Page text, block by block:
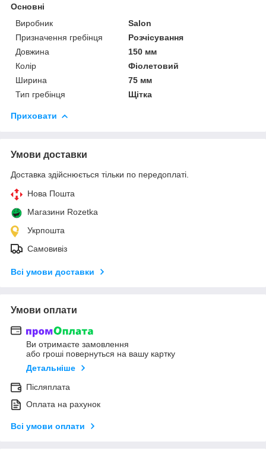
Основні
Виробник
Salon
Призначення гребінця
Розчісування
Довжина
150 мм
Колір
Фіолетовий
Ширина
75 мм
Тип гребінця
Щітка
Приховати
Умови доставки
Доставка здійснюється тільки по передоплаті.
Нова Пошта
Магазини Rozetka
Укрпошта
Самовивіз
Всі умови доставки
Умови оплати
Ви отримаєте замовлення
або гроші повернуться на вашу картку
Детальніше
Післяплата
Оплата на рахунок
Всі умови оплати